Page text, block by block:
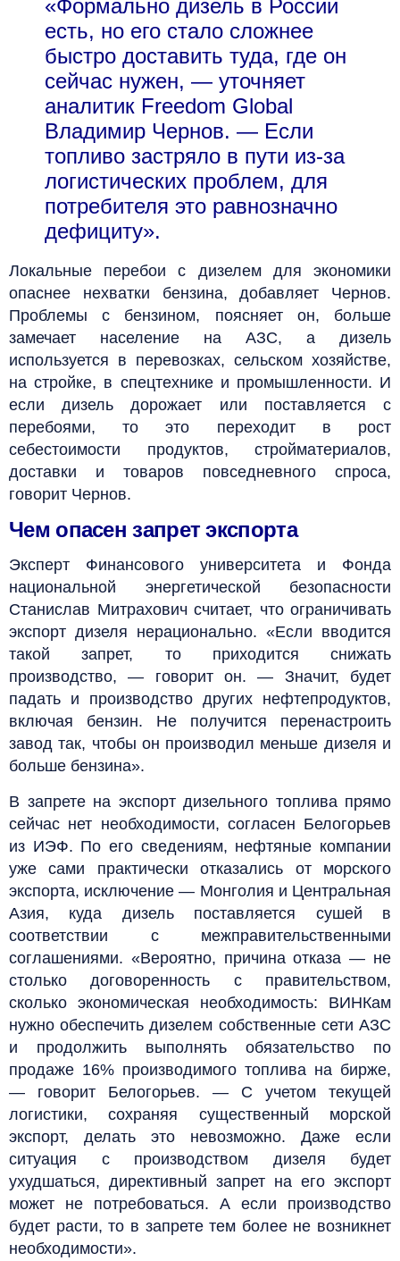
«Формально дизель в России
есть, но его стало сложнее
быстро доставить туда, где он
сейчас нужен, — уточняет
аналитик Freedom Global
Владимир Чернов. — Если
топливо застряло в пути из-за
логистических проблем, для
потребителя это равнозначно
дефициту».
Локальные перебои с дизелем для экономики
опаснее нехватки бензина, добавляет Чернов.
Проблемы с бензином, поясняет он, больше
замечает население на АЗС, а дизель
используется в перевозках, сельском хозяйстве,
на стройке, в спецтехнике и промышленности. И
если дизель дорожает или поставляется с
перебоями, то это переходит в рост
себестоимости продуктов, стройматериалов,
доставки и товаров повседневного спроса,
говорит Чернов.
Чем опасен запрет экспорта
Эксперт Финансового университета и Фонда
национальной энергетической безопасности
Станислав Митрахович считает, что ограничивать
экспорт дизеля нерационально. «Если вводится
такой запрет, то приходится снижать
производство, — говорит он. — Значит, будет
падать и производство других нефтепродуктов,
включая бензин. Не получится перенастроить
завод так, чтобы он производил меньше дизеля и
больше бензина».
В запрете на экспорт дизельного топлива прямо
сейчас нет необходимости, согласен Белогорьев
из ИЭФ. По его сведениям, нефтяные компании
уже сами практически отказались от морского
экспорта, исключение — Монголия и Центральная
Азия, куда дизель поставляется сушей в
соответствии с межправительственными
соглашениями. «Вероятно, причина отказа — не
столько договоренность с правительством,
сколько экономическая необходимость: ВИНКам
нужно обеспечить дизелем собственные сети АЗС
и продолжить выполнять обязательство по
продаже 16% производимого топлива на бирже,
— говорит Белогорьев. — С учетом текущей
логистики, сохраняя существенный морской
экспорт, делать это невозможно. Даже если
ситуация с производством дизеля будет
ухудшаться, директивный запрет на его экспорт
может не потребоваться. А если производство
будет расти, то в запрете тем более не возникнет
необходимости».